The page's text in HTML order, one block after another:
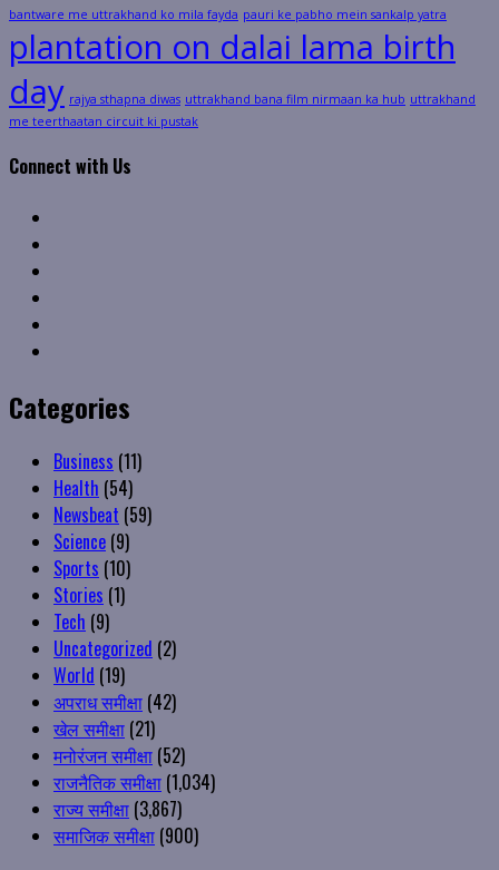
bantware me uttrakhand ko mila fayda pauri ke pabho mein sankalp yatra
plantation on dalai lama birth
day rajya sthapna diwas uttrakhand bana film nirmaan ka hub uttrakhand
me teerthaatan circuit ki pustak
Connect with Us
Categories
Business (11)
Health (54)
Newsbeat (59)
Science (9)
Sports (10)
Stories (1)
Tech (9)
Uncategorized (2)
World (19)
अपराध समीक्षा (42)
खेल समीक्षा (21)
मनोरंजन समीक्षा (52)
राजनैतिक समीक्षा (1,034)
राज्य समीक्षा (3,867)
समाजिक समीक्षा (900)